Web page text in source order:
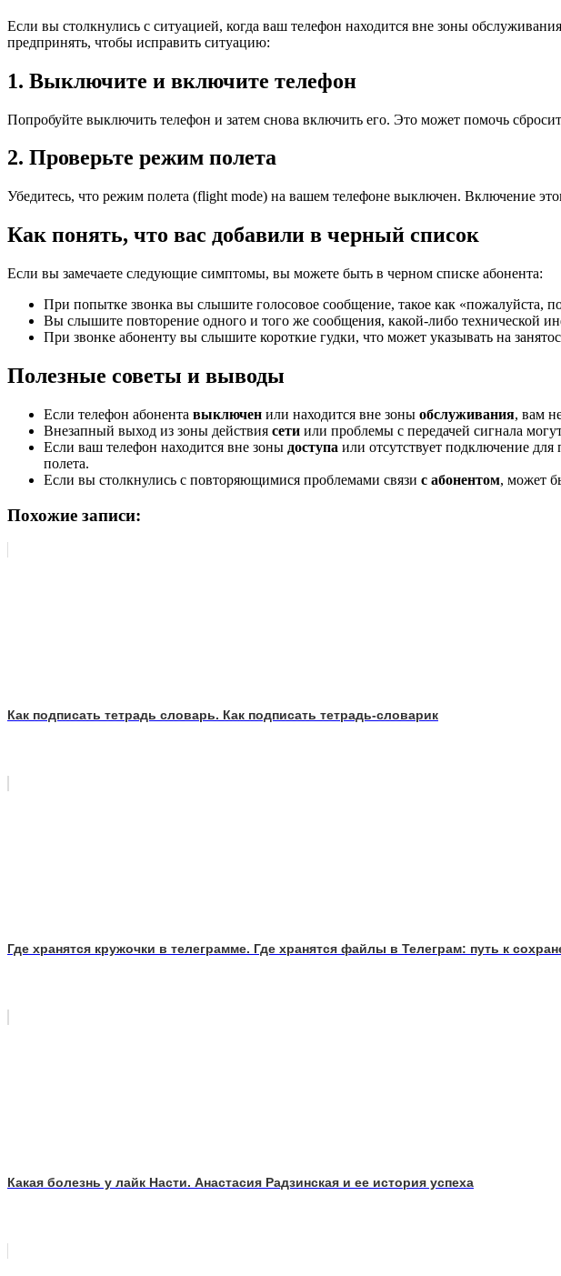
Если вы столкнулись с ситуацией, когда ваш телефон находится вне зоны
предпринять, чтобы исправить ситуацию:
1. Выключите и включите телефон
Попробуйте выключить телефон и затем снова включить его. Это может помочь
2. Проверьте режим полета
Убедитесь, что режим полета (flight mode) на вашем телефоне выключен. Включение
Как понять, что вас добавили в черный список
Если вы замечаете следующие симптомы, вы можете быть в черном списке абонента:
При попытке звонка вы слышите голосовое сообщение, такое как «пожалуйста,
Вы слышите повторение одного и того же сообщения, какой-либо технической
При звонке абоненту вы слышите короткие гудки, что может указывать на
Полезные советы и выводы
Если телефон абонента выключен или находится вне зоны обслуживания, вам
Внезапный выход из зоны действия сети или проблемы с передачей сигнала
Если ваш телефон находится вне зоны доступа или отсутствует подключение для
полета.
Если вы столкнулись с повторяющимися проблемами связи с абонентом, может
Похожие записи:
Как подписать тетрадь словарь. Как подписать тетрадь-словарик
Где хранятся кружочки в телеграмме. Где хранятся файлы в Телеграм: путь к
Какая болезнь у лайк Насти. Анастасия Радзинская и ее история успеха